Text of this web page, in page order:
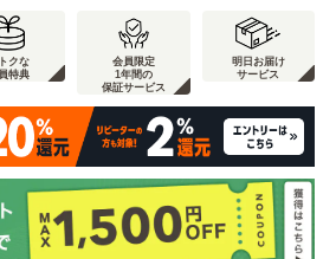
クな
特典
会員限定
1年間の
保証サービス
明日お届け
サービス